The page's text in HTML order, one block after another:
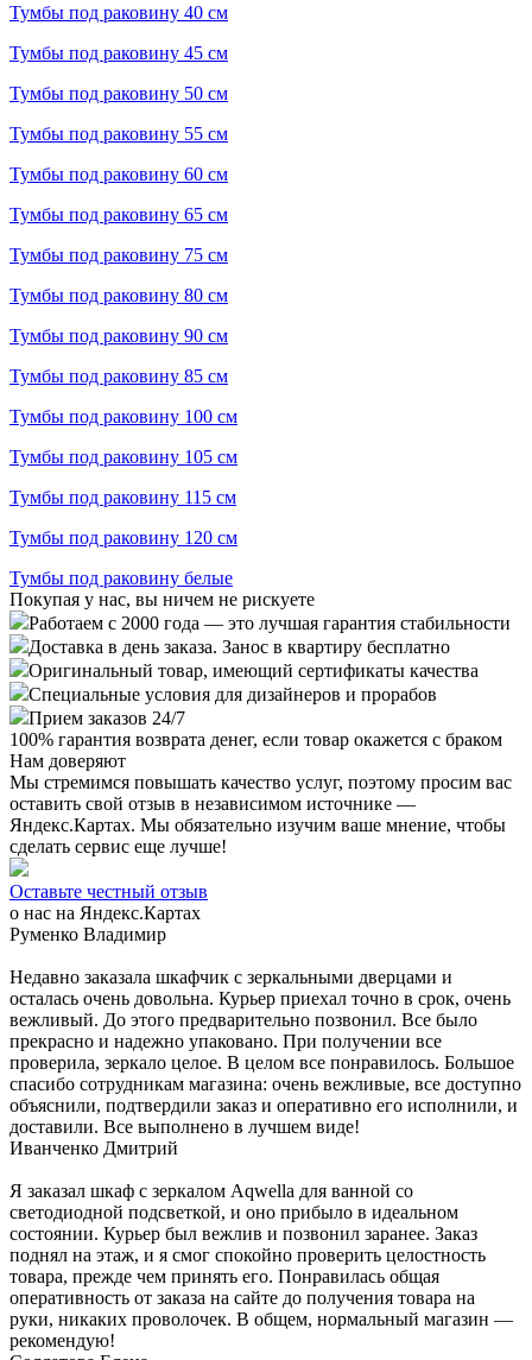
Тумбы под раковину 40 см
Тумбы под раковину 45 см
Тумбы под раковину 50 см
Тумбы под раковину 55 см
Тумбы под раковину 60 см
Тумбы под раковину 65 см
Тумбы под раковину 75 см
Тумбы под раковину 80 см
Тумбы под раковину 90 см
Тумбы под раковину 85 см
Тумбы под раковину 100 см
Тумбы под раковину 105 см
Тумбы под раковину 115 см
Тумбы под раковину 120 см
Тумбы под раковину белые
Покупая у нас, вы ничем не рискуете
Работаем с 2000 года — это лучшая гарантия стабильности
Доставка в день заказа. Занос в квартиру бесплатно
Оригинальный товар, имеющий сертификаты качества
Специальные условия для дизайнеров и прорабов
Прием заказов 24/7
100% гарантия возврата денег, если товар окажется с браком
Нам доверяют
Мы стремимся повышать качество услуг, поэтому просим вас
оставить свой отзыв в независимом источнике —
Яндекс.Картах. Мы обязательно изучим ваше мнение, чтобы
сделать сервис еще лучше!
Оставьте честный отзыв
о нас на Яндекс.Картах
Руменко Владимир
Недавно заказала шкафчик с зеркальными дверцами и
осталась очень довольна. Курьер приехал точно в срок, очень
вежливый. До этого предварительно позвонил. Все было
прекрасно и надежно упаковано. При получении все
проверила, зеркало целое. В целом все понравилось. Большое
спасибо сотрудникам магазина: очень вежливые, все доступно
объяснили, подтвердили заказ и оперативно его исполнили, и
доставили. Все выполнено в лучшем виде!
Иванченко Дмитрий
Я заказал шкаф с зеркалом Aqwella для ванной со
светодиодной подсветкой, и оно прибыло в идеальном
состоянии. Курьер был вежлив и позвонил заранее. Заказ
поднял на этаж, и я смог спокойно проверить целостность
товара, прежде чем принять его. Понравилась общая
оперативность от заказа на сайте до получения товара на
руки, никаких проволочек. В общем, нормальный магазин —
рекомендую!